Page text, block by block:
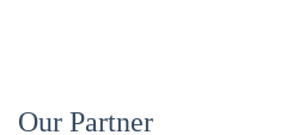
Our Partner